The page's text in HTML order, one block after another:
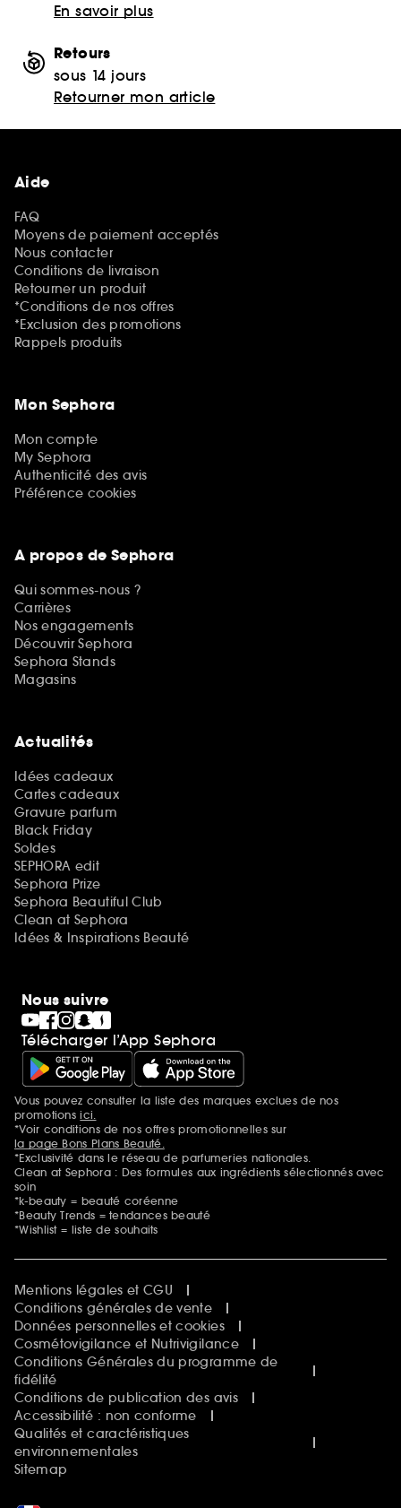
En savoir plus
Retours
sous 14 jours
Retourner mon article
Aide
FAQ
Moyens de paiement acceptés
Nous contacter
Conditions de livraison
Retourner un produit
*Conditions de nos offres
*Exclusion des promotions
Rappels produits
Mon Sephora
Mon compte
My Sephora
Authenticité des avis
Préférence cookies
A propos de Sephora
Qui sommes-nous ?
Carrières
Nos engagements
Découvrir Sephora
Sephora Stands
Magasins
Actualités
Idées cadeaux
Cartes cadeaux
Gravure parfum
Black Friday
Soldes
SEPHORA edit
Sephora Prize
Sephora Beautiful Club
Clean at Sephora
Idées & Inspirations Beauté
Nous suivre
Télécharger l’App Sephora
Mentions additionnelles
Vous pouvez consulter la liste des marques exclues de nos
promotionsici.
*Voir conditions de nos offres promotionnelles sur
la page Bons Plans Beauté.
*Exclusivité dans le réseau de parfumeries nationales.
Clean at Sephora : Des formules aux ingrédients sélectionnés avec
soin
*k-beauty = beauté coréenne
*Beauty Trends = tendances beauté
*Wishlist = liste de souhaits
Mentions légales et CGU
Conditions générales de vente
Données personnelles et cookies
Cosmétovigilance et Nutrivigilance
Conditions Générales du programme de
fidélité
Conditions de publication des avis
Accessibilité : non conforme
Qualités et caractéristiques
environnementales
Sitemap